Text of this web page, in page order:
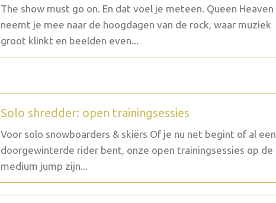
The show must go on. En dat voel je meteen. Queen Heaven
neemt je mee naar de hoogdagen van de rock, waar muziek
groot klinkt en beelden even...
Solo shredder: open trainingsessies
Voor solo snowboarders & skiërs Of je nu net begint of al een
doorgewinterde rider bent, onze open trainingsessies op de
medium jump zijn...